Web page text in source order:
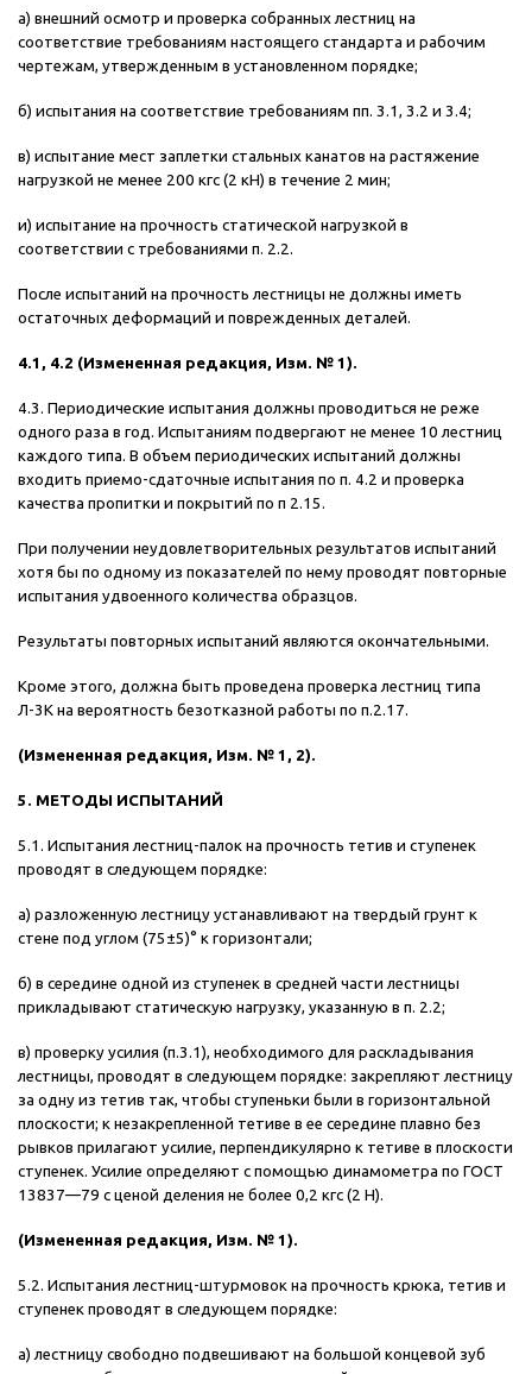
а) внешний осмотр и проверка собранных лестниц на
соответствие требованиям настоящего стандарта и рабочим
чертежам, утвержденным в установленном порядке;
б) испытания на соответствие требованиям пп. 3.1, 3.2 и 3.4;
в) испытание мест заплетки стальных канатов на растяжение
нагрузкой не менее 200 кгс (2 кН) в течение 2 мин;
и) испытание на прочность статической нагрузкой в
соответствии с требованиями п. 2.2.
После испытаний на прочность лестницы не должны иметь
остаточных деформаций и поврежденных деталей.
4.1, 4.2 (Измененная редакция, Изм. № 1).
4.3. Периодические испытания должны проводиться не реже
одного раза в год. Испытаниям подвергают не менее 10 лестниц
каждого типа. В объем периодических испытаний должны
входить приемо-сдаточные испытания по п. 4.2 и проверка
качества пропитки и покрытий по п 2.15.
При получении неудовлетворительных результатов испытаний
хотя бы по одному из показателей по нему проводят повторные
испытания удвоенного количества образцов.
Результаты повторных испытаний являются окончательными.
Кроме этого, должна быть проведена проверка лестниц типа
Л-3К на вероятность безотказной работы по п.2.17.
(Измененная редакция, Изм. № 1, 2).
5. МЕТОДЫ ИСПЫТАНИЙ
5.1. Испытания лестниц-палок на прочность тетив и ступенек
проводят в следующем порядке:
а) разложенную лестницу устанавливают на твердый грунт к
стене под углом (75±5)° к горизонтали;
б) в середине одной из ступенек в средней части лестницы
прикладывают статическую нагрузку, указанную в п. 2.2;
в) проверку усилия (п.3.1), необходимого для раскладывания
лестницы, проводят в следующем порядке: закрепляют лестницу
за одну из тетив так, чтобы ступеньки были в горизонтальной
плоскости; к незакрепленной тетиве в ее середине плавно без
рывков прилагают усилие, перпендикулярно к тетиве в плоскости
ступенек. Усилие определяют с помощью динамометра по ГОСТ
13837—79 с ценой деления не более 0,2 кгс (2 Н).
(Измененная редакция, Изм. № 1).
5.2. Испытания лестниц-штурмовок на прочность крюка, тетив и
ступенек проводят в следующем порядке:
а) лестницу свободно подвешивают на большой концевой зуб